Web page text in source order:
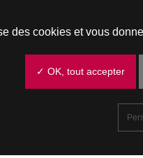
des cookies et vous
✓ OK, tout accepter